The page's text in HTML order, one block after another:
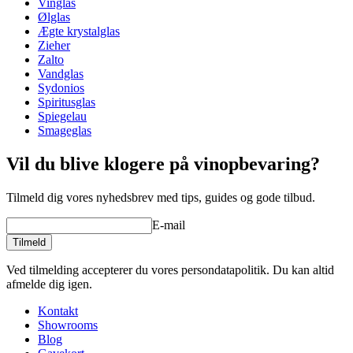
Diameter (cm)
Kapacitet (cl)68.5
Gravering
Vinglas
Ølglas
Ægte krystalglas
Zieher
Zalto
Vandglas
Sydonios
Spiritusglas
Spiegelau
Smageglas
Vil du blive klogere på vinopbevaring?
Tilmeld dig vores nyhedsbrev med tips, guides og gode tilbud.
E-mail
Tilmeld
Ved tilmelding accepterer du vores persondatapolitik. Du kan altid
afmelde dig igen.
Kontakt
Showrooms
Blog